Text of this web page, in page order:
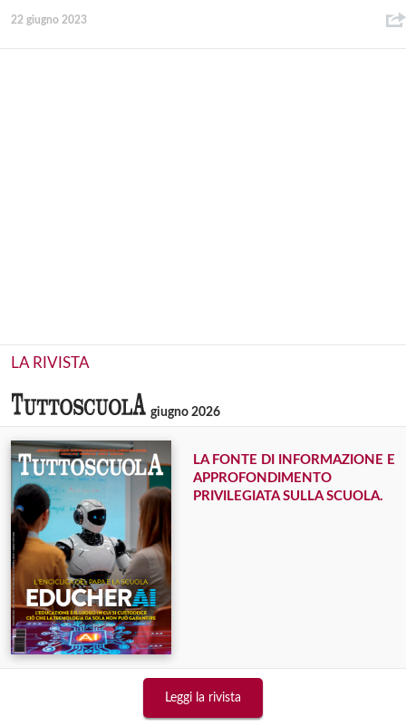
22 giugno 2023
LA RIVISTA
giugno 2026
LA FONTE DI INFORMAZIONE E
APPROFONDIMENTO
PRIVILEGIATA SULLA SCUOLA.
Leggi la rivista